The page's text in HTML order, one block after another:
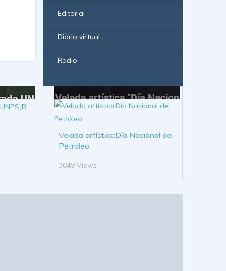
Editorial
Diario virtual
Radio
Velada artística:Día Nacional del
Petróleo
3649 Views